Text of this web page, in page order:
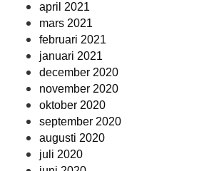
april 2021
mars 2021
februari 2021
januari 2021
december 2020
november 2020
oktober 2020
september 2020
augusti 2020
juli 2020